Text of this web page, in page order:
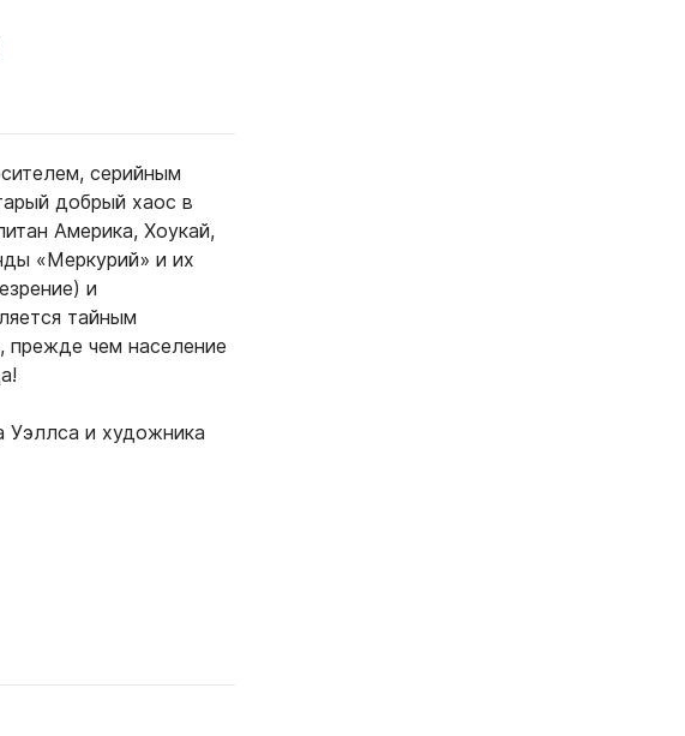
серийным
добрый хаос в
Америка, Хоукай,
«Меркурий» и их
и
тайным
прежде чем население
и художника